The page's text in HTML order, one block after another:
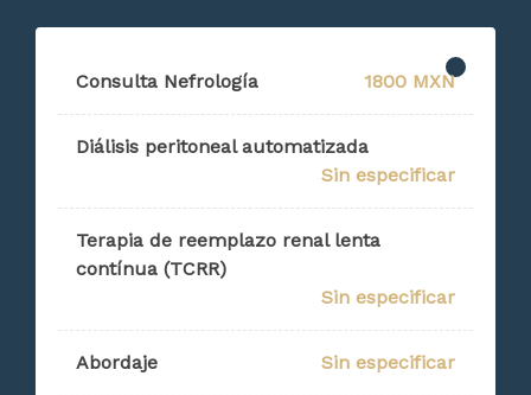
Consulta Nefrología 1800 MXN
Diálisis peritoneal automatizada
Sin especificar
Terapia de reemplazo renal lenta
contínua (TCRR)
Sin especificar
Abordaje Sin especificar